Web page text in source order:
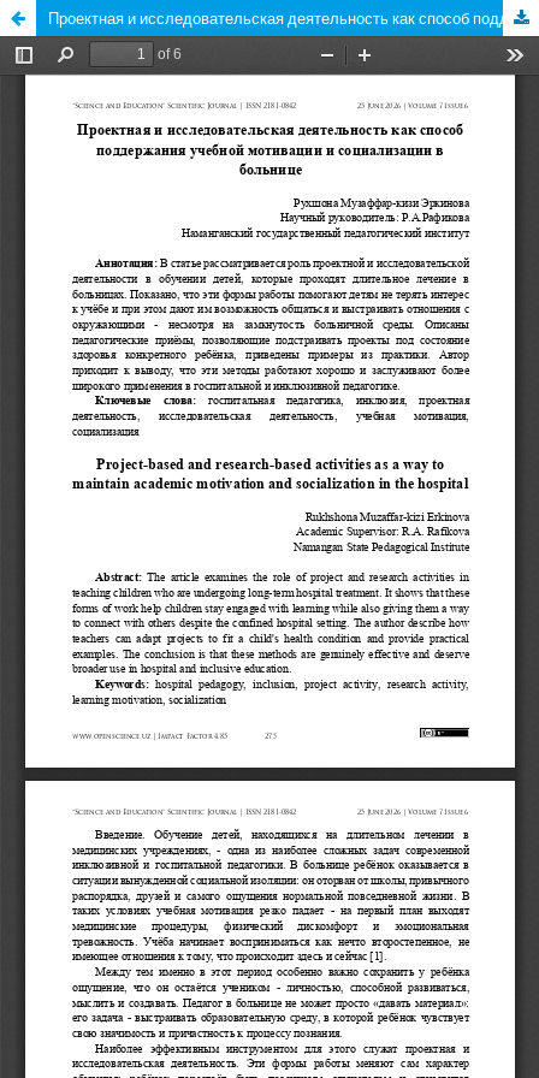
Проектная и исследовательская деятельность как способ поддержания учебной мотивации и социализации в больнице